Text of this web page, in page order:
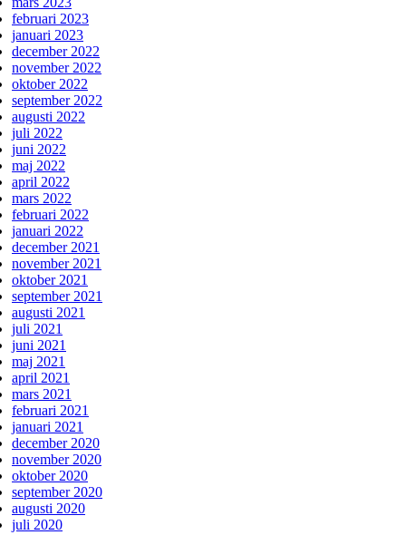
februari 2023
januari 2023
december 2022
november 2022
oktober 2022
september 2022
augusti 2022
juli 2022
juni 2022
maj 2022
april 2022
mars 2022
februari 2022
januari 2022
december 2021
november 2021
oktober 2021
september 2021
augusti 2021
juli 2021
juni 2021
maj 2021
april 2021
mars 2021
februari 2021
januari 2021
december 2020
november 2020
oktober 2020
september 2020
augusti 2020
juli 2020